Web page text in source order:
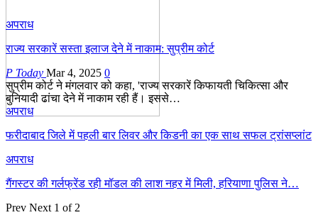
अपराध
राज्य सरकारें सस्ता इलाज देने में नाकाम: सुप्रीम कोर्ट
P Today Mar 4, 2025 0
सुप्रीम कोर्ट ने मंगलवार को कहा, 'राज्य सरकारें किफायती चिकित्सा और
बुनियादी ढांचा देने में नाकाम रही हैं। इससे…
अपराध
फरीदाबाद जिले में पहली बार लिवर और किडनी का एक साथ सफल ट्रांसप्लांट
अपराध
गैंगस्टर की गर्लफ्रेंड रही मॉडल की लाश नहर में मिली, हरियाणा पुलिस ने…
Prev Next 1 of 2